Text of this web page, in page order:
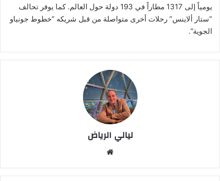
يومياً إلى 1317 مطاراً في 193 دولة حول العالم. كما يوفر تحالف
“ستار ألاينس” رحلات أخرى متواصلة من قبل شريكه “خطوط جونياو
الجوية”.
ليالي الرياض
الوي